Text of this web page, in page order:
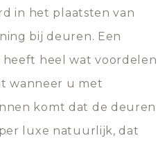
in het plaatsten van
bij deuren. Een
heel wat voordelen
wanneer u met
komt dat de deuren
luxe natuurlijk, dat